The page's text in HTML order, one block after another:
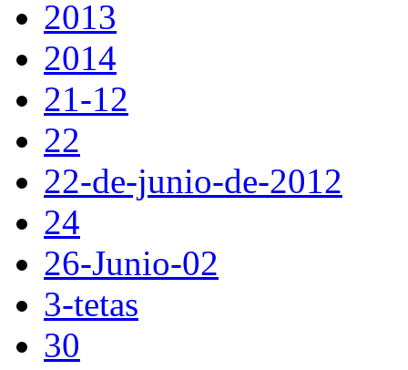
2013
2014
21-12
22
22-de-junio-de-2012
24
26-Junio-02
3-tetas
30